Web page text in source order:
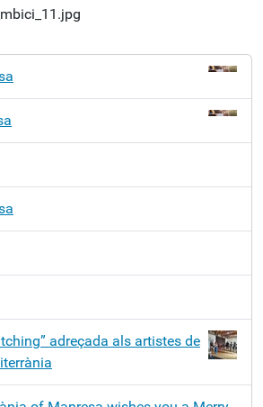
adreçada als artistes de